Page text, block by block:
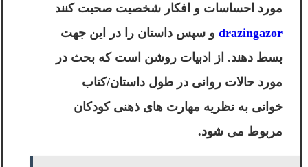
مورد احساسات و افکار شخصیت صحبت کنند
drazingazor و سپس داستان را در این جهت
بسط دهند. از ادبیات روشن است که بحث در
مورد حالات روانی در طول داستان/کتاب
خوانی به نظریه مهارت های ذهنی کودکان
مربوط می شود.